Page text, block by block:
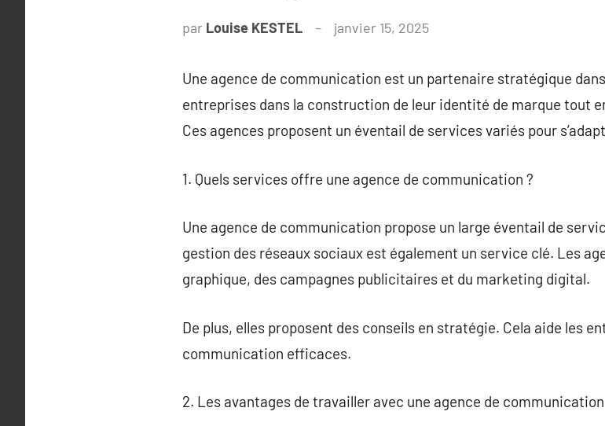
par Louise KESTEL janvier 15, 2025
Une agence de communication est un partenaire stratégique
entreprises dans la construction de leur identité de marque tout
Ces agences proposent un éventail de services variés pour
1. Quels services offre une agence de communication ?
Une agence de communication propose un large éventail de
gestion des réseaux sociaux est également un service clé. Les
graphique, des campagnes publicitaires et du marketing digital.
De plus, elles proposent des conseils en stratégie. Cela aide les
communication efficaces.
2. Les avantages de travailler avec une agence de communication